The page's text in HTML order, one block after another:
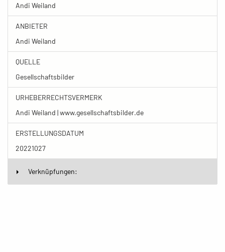
Andi Weiland
ANBIETER
Andi Weiland
QUELLE
Gesellschaftsbilder
URHEBERRECHTSVERMERK
Andi Weiland | www.gesellschaftsbilder.de
ERSTELLUNGSDATUM
20221027
Verknüpfungen: